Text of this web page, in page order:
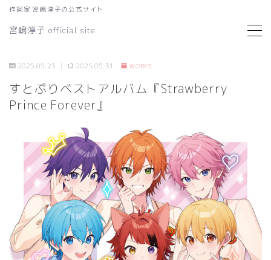
宮嶋淳子 official site
作詞家 宮嶋淳子の公式サイト
Works
2025.05.23 2025.05.31 WORKS
すとぷりベストアルバム『Strawberry
Prince Forever』